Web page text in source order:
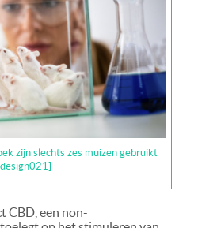
zijn slechts zes muizen gebruikt
CBD, een non-